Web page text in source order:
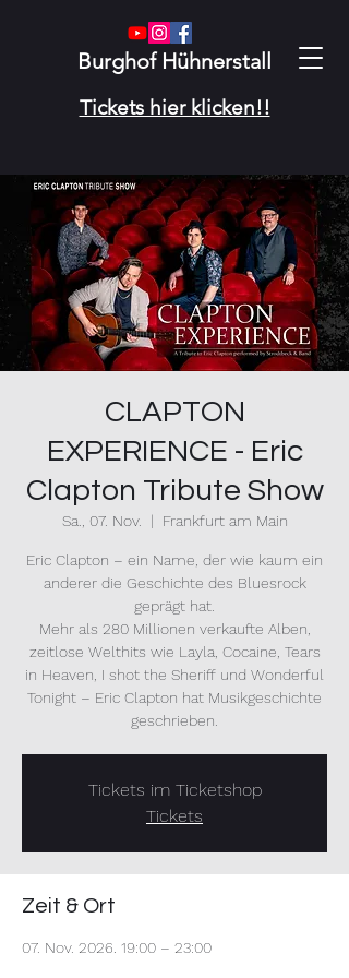
Burghof Hühnerstall
Tickets hier klicken!!
CLAPTON
EXPERIENCE - Eric
Clapton Tribute Show
Sa., 07. Nov.
  |
Frankfurt am Main
Eric Clapton – ein Name, der wie kaum ein
anderer die Geschichte des Bluesrock
geprägt hat.
Mehr als 280 Millionen verkaufte Alben,
zeitlose Welthits wie Layla, Cocaine, Tears
in Heaven, I shot the Sheriff und Wonderful
Tonight – Eric Clapton hat Musikgeschichte
geschrieben.
Tickets im Ticketshop
Tickets
Zeit & Ort
07. Nov. 2026, 19:00 – 23:00